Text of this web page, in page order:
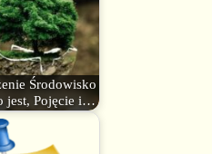
Środowisko
jest, Pojęcie i…